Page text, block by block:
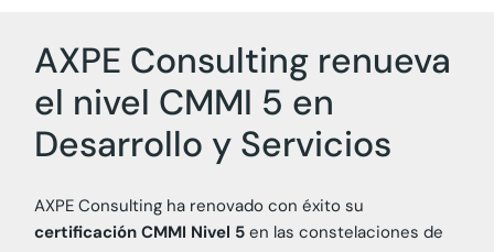
AXPE Consulting renueva
el nivel CMMI 5 en
Desarrollo y Servicios
AXPE Consulting ha renovado con éxito su
certificación CMMI Nivel 5 en las constelaciones de